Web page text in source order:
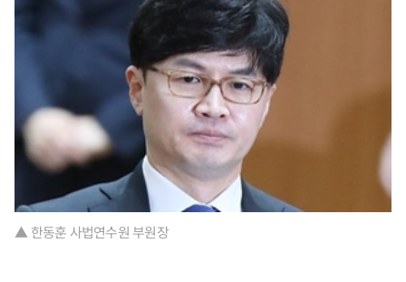
▲ 한동훈 사법연수원 부원장